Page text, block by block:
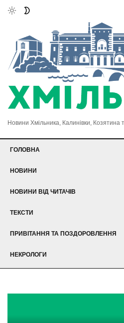
Новини Хмільника, Калинівки, Козятина
ГОЛОВНА
НОВИНИ
НОВИНИ ВІД ЧИТАЧІВ
ТЕКСТИ
ПРИВІТАННЯ ТА ПОЗДОРОВЛЕННЯ
НЕКРОЛОГИ